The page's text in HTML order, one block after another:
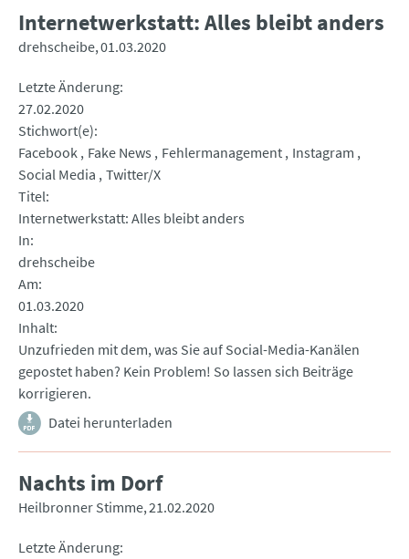
Internetwerkstatt: Alles bleibt anders
drehscheibe 01.03.2020
Letzte Änderung
27.02.2020
Stichwort(e)
Facebook Fake News Fehlermanagement Instagram
Social Media Twitter/X
Titel
Internetwerkstatt: Alles bleibt anders
In
drehscheibe
Am
01.03.2020
Inhalt
Unzufrieden mit dem, was Sie auf Social-Media-Kanälen
gepostet haben? Kein Problem! So lassen sich Beiträge
korrigieren.
Datei herunterladen
Nachts im Dorf
Heilbronner Stimme 21.02.2020
Letzte Änderung